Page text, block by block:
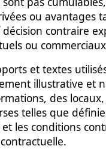
ou avantages
décision contraire
ou
et textes
illustrative et
des
telles que
les conditions